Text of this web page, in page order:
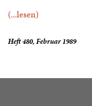
(...lesen)
Heft 480, Februar 1989